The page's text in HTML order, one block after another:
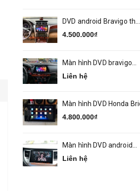
DVD android Bravigo theo
xe Camry 2014 2018
4.500.000₫
Màn hình DVD bravigo
theo xe MAZDA 6
Liên hệ
Màn hình DVD Honda
4.800.000₫
Màn hình DVD android
Bravigo Tucson
Liên hệ